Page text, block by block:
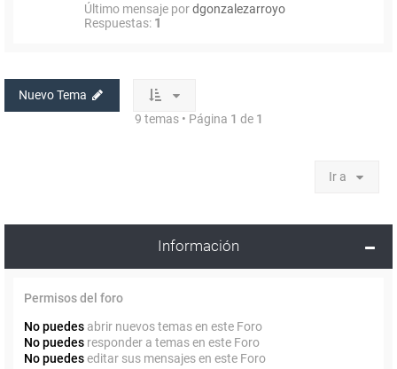
Último mensaje pordgonzalezarroyo
Respuestas: 1
Nuevo Tema
9 temas • Página 1 de 1
Ir a
Información
Permisos del foro
No puedes abrir nuevos temas en este Foro
No puedes responder a temas en este Foro
No puedeseditar sus mensajes en este Foro